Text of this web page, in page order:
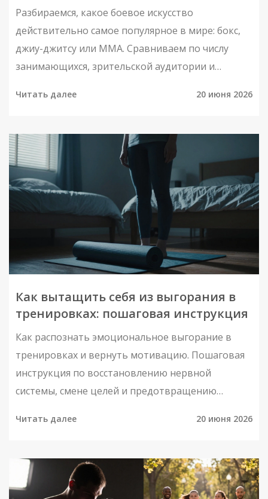
Разбираемся, какое боевое искусство
действительно самое популярное в мире: бокс,
джиу-джитсу или ММА. Сравниваем по числу
занимающихся, зрительской аудитории и
Читать далее 20 июня 2026
Как вытащить себя из выгорания в
тренировках: пошаговая инструкция
Как распознать эмоциональное выгорание в
тренировках и вернуть мотивацию. Пошаговая
инструкция по восстановлению нервной
системы, смене целей и предотвращению
Читать далее 20 июня 2026